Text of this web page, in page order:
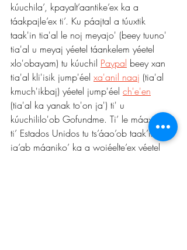
kúuchila’, kpayalt’aantike’ex ka a
táakpajle’ex ti’. Ku páajtal a túuxtik
taak'in tia'al le noj meyajo' (beey tuuno'
tia'al u meyaj yéetel táankelem yéetel
xlo'obayam) tu kúuchil Paypal beey xan
tia'al kli'isik jump'éel xa'anil naaj (tia'al
kmuch'ikbaj) yéetel jump'éel ch'e'en
(tia'al ka yanak to'on ja') ti' u
kúuchililo'ob Gofundme. Ti’ le máaxo’ob
ti’ Estados Unidos tu ts’áao’ob taak’in le
ja’ab máaniko’ ka a wojéelte’ex yéetel